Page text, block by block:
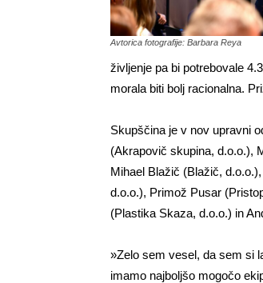
Avtorica fotografije: Barbara Reya
življenje pa bi potrebovale
morala biti bolj racionalna.
Skupščina je v nov upravni
(Akrapovič skupina, d.o.o.),
Mihael Blažič (Blažič,
d.o.o.), Primož Pusar
(Plastika Skaza, d.o.o.) in
»Zelo sem vesel, da sem si
imamo najboljšo mogočo